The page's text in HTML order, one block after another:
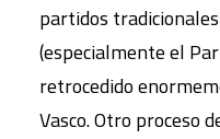
partidos
(especialmente el
retrocedido
Vasco. Otro proceso